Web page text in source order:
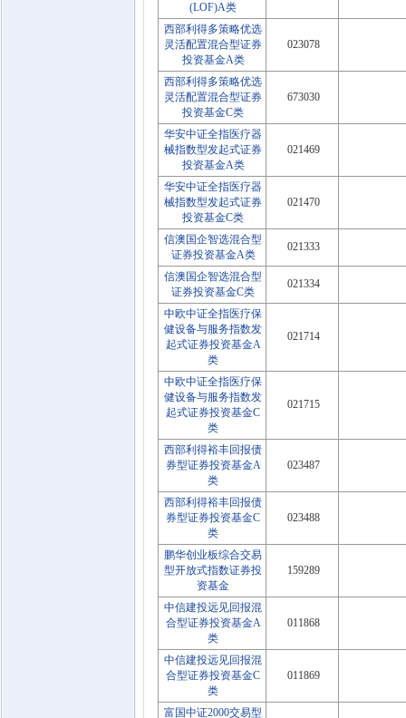
(LOF)A类
西部利得多策略优选
灵活配置混合型证券
投资基金A类
023078
西部利得多策略优选
灵活配置混合型证券
投资基金C类
673030
华安中证全指医疗器
械指数型发起式证券
投资基金A类
021469
华安中证全指医疗器
械指数型发起式证券
投资基金C类
021470
信澳国企智选混合型
证券投资基金A类
021333
信澳国企智选混合型
证券投资基金C类
021334
中欧中证全指医疗保
健设备与服务指数发
起式证券投资基金A
类
021714
中欧中证全指医疗保
健设备与服务指数发
起式证券投资基金C
类
021715
西部利得裕丰回报债
券型证券投资基金A
类
023487
西部利得裕丰回报债
券型证券投资基金C
类
023488
鹏华创业板综合交易
型开放式指数证券投
资基金
159289
中信建投远见回报混
合型证券投资基金A
类
011868
中信建投远见回报混
合型证券投资基金C
类
011869
富国中证2000交易型